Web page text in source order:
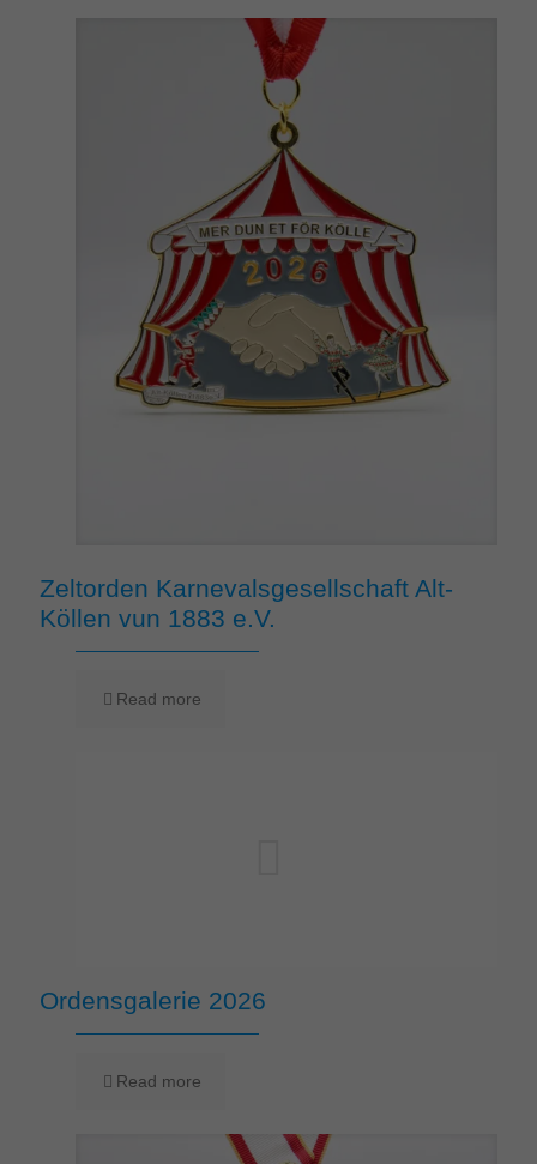
Zeltorden Karnevalsgesellschaft Alt-
Köllen vun 1883 e.V.
Read more
Ordensgalerie 2026
Read more